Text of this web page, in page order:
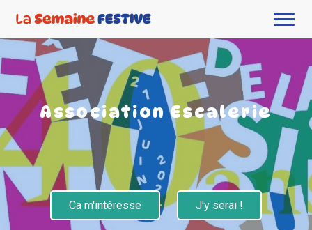
Association Escalerie
Ca m'intéresse J'y serai !